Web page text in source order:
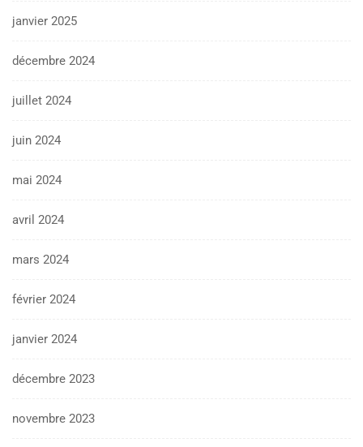
janvier 2025
décembre 2024
juillet 2024
juin 2024
mai 2024
avril 2024
mars 2024
février 2024
janvier 2024
décembre 2023
novembre 2023